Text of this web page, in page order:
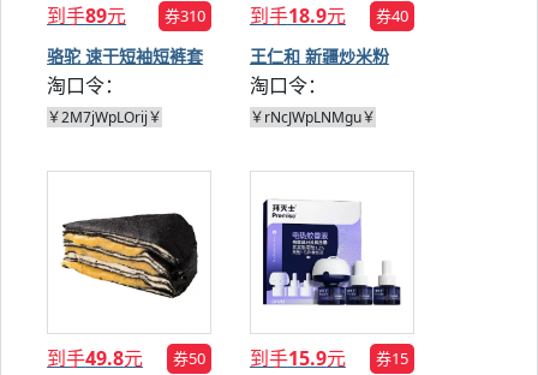
到手89元 券310
骆驼 速干短袖短裤套
装
淘口令：
￥2M7jWpLOrij￥
到手18.9元 券40
王仁和 新疆炒米粉
313g*4盒
淘口令：
￥rNcJWpLNMgu￥
到手49.8元 券50 到手15.9元 券15